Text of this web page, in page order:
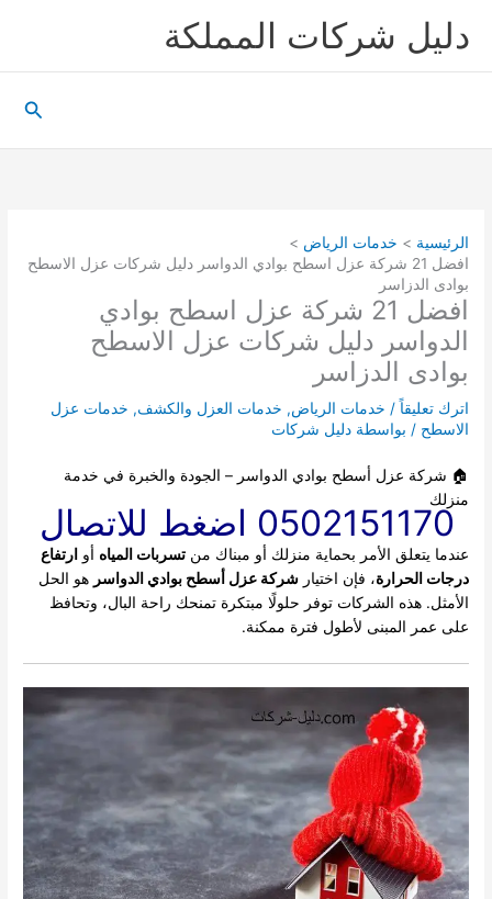
دليل شركات المملكة
الرئيسية
خدمات الرياض
افضل 21 شركة عزل اسطح بوادي الدواسر دليل شركات عزل الاسطح
بوادى الدزاسر
افضل 21 شركة عزل اسطح بوادي
الدواسر دليل شركات عزل الاسطح
بوادى الدزاسر
اترك تعليقاً / خدمات الرياض, خدمات العزل والكشف, خدمات عزل
الاسطح / بواسطة دليل شركات
🏠 شركة عزل أسطح بوادي الدواسر – الجودة والخبرة في خدمة
منزلك
0502151170 اضغط للاتصال
عندما يتعلق الأمر بحماية منزلك أو مبناك منتسربات المياه أو ارتفاع
درجات الحرارة، فإن اختيارشركة عزل أسطح بوادي الدواسر هو الحل
الأمثل. هذه الشركات توفر حلولًا مبتكرة تمنحك راحة البال، وتحافظ
على عمر المبنى لأطول فترة ممكنة.